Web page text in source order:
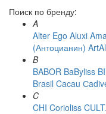
Поиск по бренду:
A
Alter Ego Aluxi
(Антоцианин)
B
BABOR BaByliss
Brasil Cacau
C
CHI Corioliss